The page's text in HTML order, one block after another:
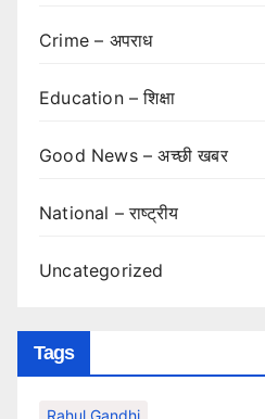
Crime – अपराध
Education – शिक्षा
Good News – अच्छी खबर
National – राष्ट्रीय
Uncategorized
Tags
Rahul Gandhi